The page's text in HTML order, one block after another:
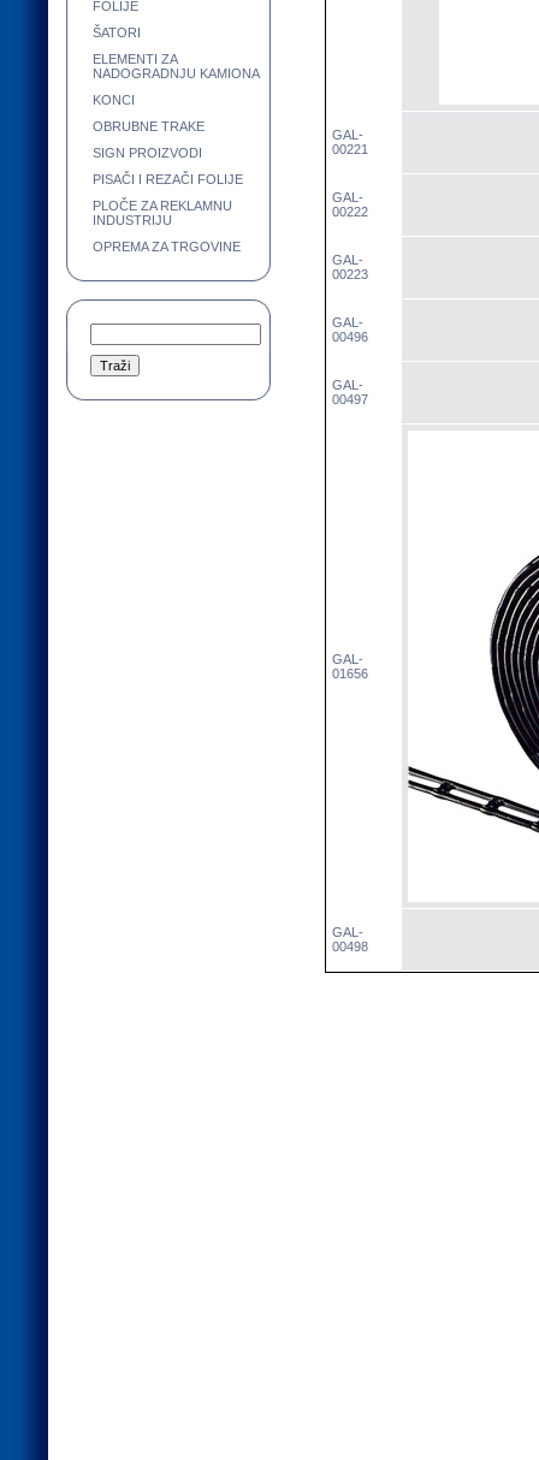
FOLIJE
ŠATORI
ELEMENTI ZA
NADOGRADNJU KAMIONA
KONCI
OBRUBNE TRAKE
SIGN PROIZVODI
PISAČI I REZAČI FOLIJE
PLOČE ZA REKLAMNU
INDUSTRIJU
OPREMA ZA TRGOVINE
GAL-
00221
GAL-
00222
GAL-
00223
GAL-
00496
GAL-
00497
GAL-
01656
GAL-
00498